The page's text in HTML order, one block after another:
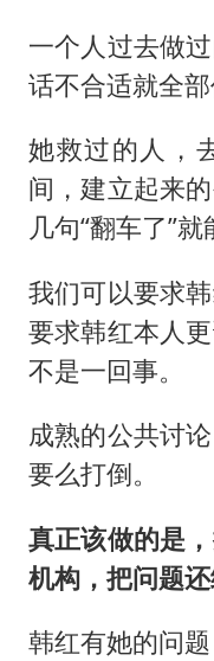
一个人过去做
话不合适就全部
她救过的人，
间，建立起来
几句“翻车了”就
我们可以要求
要求韩红本人
不是一回事。
成熟的公共讨
要么打倒。
真正该做的是
机构，把问题还
韩红有她的问题